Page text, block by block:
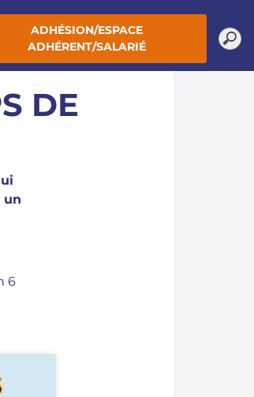
ADHÉSION/ESPACE
ADHÉRENT/SALARIÉ
DE
un
6